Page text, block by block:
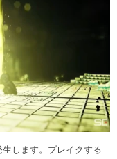
します。ブレイクする